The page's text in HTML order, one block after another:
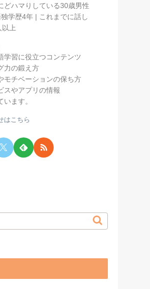
どハマりしている30歳男性
学歴4年 | これまでに話し
上
学習に役立つコンテンツ
力の鍛え方
モチベーションの保ち方
スやアプリの情報
ます。
はこちら